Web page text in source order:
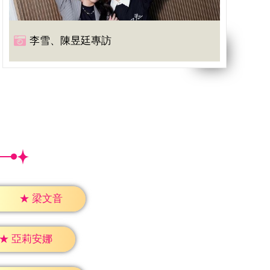
李雪、陳昱廷專訪
★ 梁文音
亞莉安娜